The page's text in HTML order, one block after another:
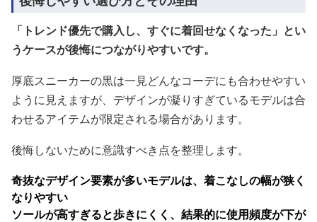
「トレンド優先で購入し、すぐに着回せなくなった」とい
うケースが後悔につながりやすいです。
厚底スニーカーの黒は一見どんなコーデにも合わせやすい
ように見えますが、デザインが凝りすぎているモデルは合
わせるアイテムが限定される場合があります。
後悔しないために意識すべき点を整理します。
奇抜なデザイン要素が多いモデルは、着こなしの幅が狭く
なりやすい
ソールが高すぎると歩きにくく、結果的に使用頻度が下が